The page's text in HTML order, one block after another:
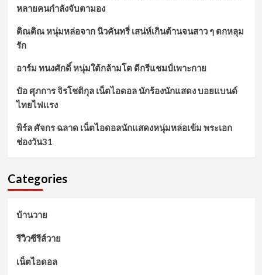
หลายคนกำลังจับตามอง
ติณติณ หนุ่มหล่อจาก นิวคันทรี่ เสน่ห์เกินต้านจนสาว ๆ ตกหลุม
รัก
อาร์ม ทนงศักดิ์ หนุ่มใต้กล้ามโต ดีกรีแชมป์เพาะกาย
ป๋อ ศุภการ จิรโชติกุล เน็ตไอดอล นักร้องนักแสดง บอยแบนด์
ไทยไฟแรง
พิร์ล ศัจกร ฉลาด เน็ตไอดอลนักแสดงหนุ่มหล่อเข้ม พระเอก
ช่องวัน31
Categories
บ้านวาย
รีวิวซีรีส์วาย
เน็ตไอดอล